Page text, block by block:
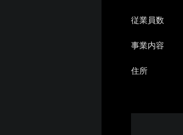
従業員数
事業内容
住所